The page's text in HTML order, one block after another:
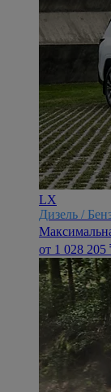
LX
Дизель /
oт 1 028 205